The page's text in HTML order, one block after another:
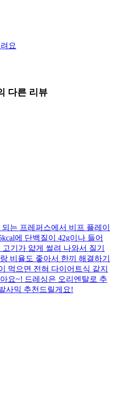
요
다른 리뷰
는 프레퍼스에서 비프 플레이
에 단백질이 42g이나 들어
기가 얇게 썰려 나와서 질기
비율도 좋아서 한끼 해결하기
먹으면 전혀 다이어트식 같지
요~! 드레싱은 오리엔탈로 추
사믹 추천드릴게요!